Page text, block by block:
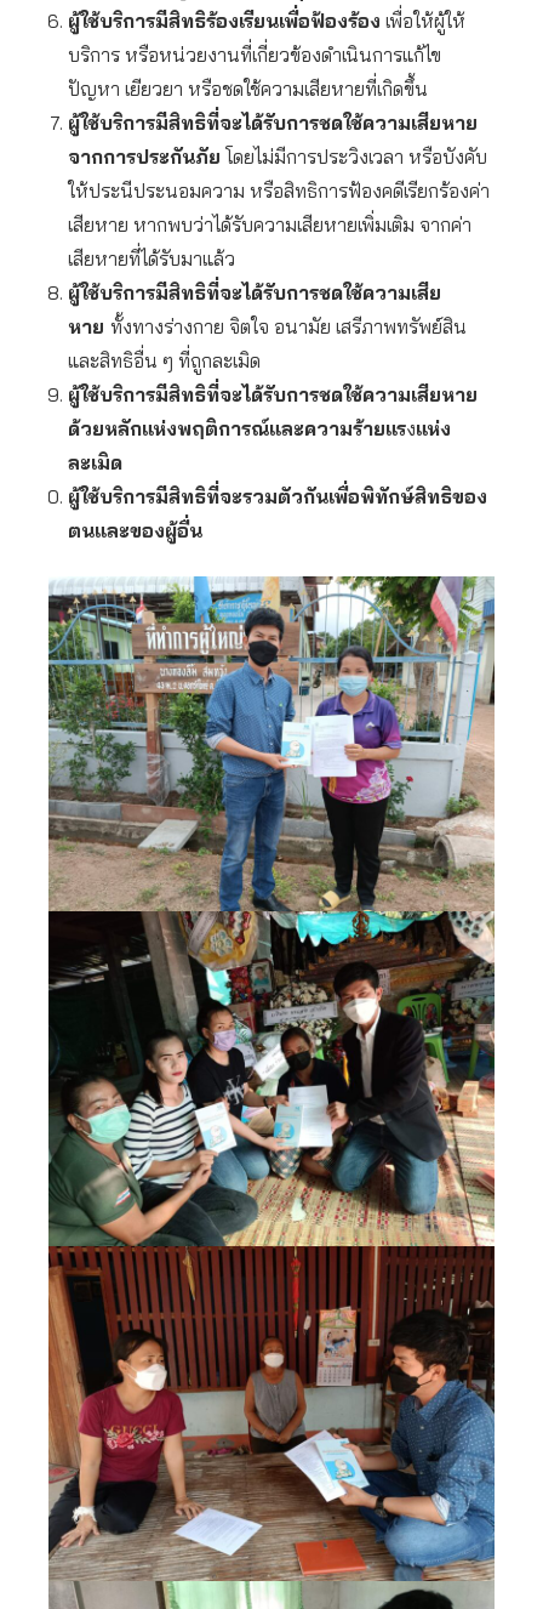
ผู้ใช้บริการมีสิทธิร้องเรียนเพื่อฟ้องร้อง เพื่อให้ผู้ให้
บริการ หรือหน่วยงานที่เกี่ยวข้องดำเนินการแก้ไข
ปัญหา เยียวยา หรือชดใช้ความเสียหายที่เกิดขึ้น
ผู้ใช้บริการมีสิทธิที่จะได้รับการชดใช้ความเสียหาย
จากการประกันภัย โดยไม่มีการประวิงเวลา หรือบังคับ
ให้ประนีประนอมความ หรือสิทธิการฟ้องคดีเรียกร้องค่า
เสียหาย หากพบว่าได้รับความเสียหายเพิ่มเติม จากค่า
เสียหายที่ได้รับมาแล้ว
ผู้ใช้บริการมีสิทธิที่จะได้รับการชดใช้ความเสีย
หาย ทั้งทางร่างกาย จิตใจ อนามัย เสรีภาพทรัพย์สิน
และสิทธิอื่น ๆ ที่ถูกละเมิด
ผู้ใช้บริการมีสิทธิที่จะได้รับการชดใช้ความเสียหาย
ด้วยหลักแห่งพฤติการณ์และความร้ายแรงแห่ง
ละเมิด
ผู้ใช้บริการมีสิทธิที่จะรวมตัวกันเพื่อพิทักษ์สิทธิของ
ตนและของผู้อื่น